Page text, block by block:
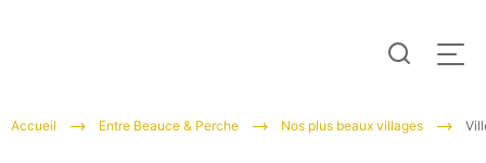
Tourisme
Menu
Accueil Entre Beauce & Perche Nos plus beaux villages